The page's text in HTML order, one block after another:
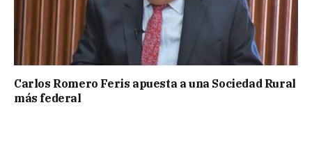
Carlos Romero Feris apuesta a una Sociedad Rural
más federal